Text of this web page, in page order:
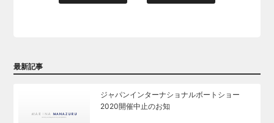
最新記事
ジャパンインターナショナルボートショー
2020開催中止のお知